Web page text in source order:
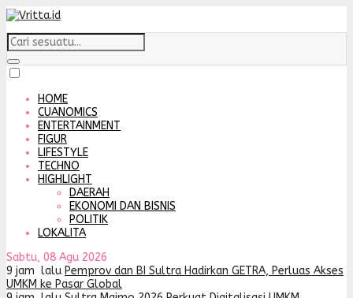
HOME
CUANOMICS
ENTERTAINMENT
FIGUR
LIFESTYLE
TECHNO
HIGHLIGHT
DAERAH
EKONOMI DAN BISNIS
POLITIK
LOKALITA
Sabtu, 08 Agu 2026
9 jam lalu Pemprov dan BI Sultra Hadirkan GETRA, Perluas Akses
UMKM ke Pasar Global